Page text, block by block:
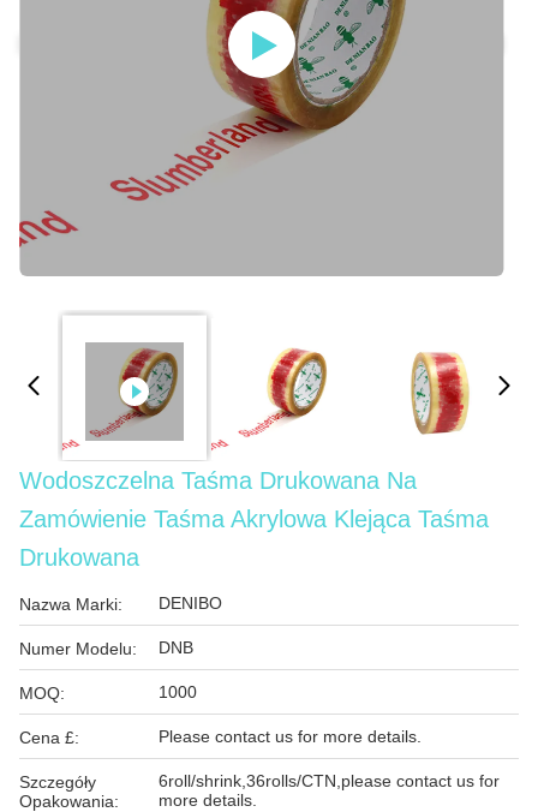
Wodoszczelna Taśma Drukowana Na
Zamówienie Taśma Akrylowa Klejąca Taśma
Drukowana
Nazwa Marki: DENIBO
Numer Modelu: DNB
MOQ: 1000
Cena £: Please contact us for more details.
Szczegóły
Opakowania:
6roll/shrink,36rolls/CTN,please contact us for
more details.